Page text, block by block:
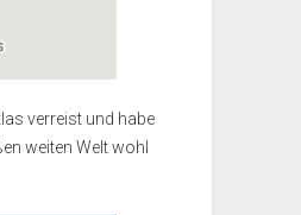
verreist und habe
weiten Welt wohl